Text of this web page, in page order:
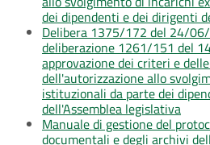
dei dipendenti e dei dirigenti
Delibera 1375/172 del 24/
deliberazione 1261/151 del
approvazione dei criteri e
dell'autorizzazione allo
istituzionali da parte dei
dell'Assemblea legislativa
Manuale di gestione del
documentali e degli archivi